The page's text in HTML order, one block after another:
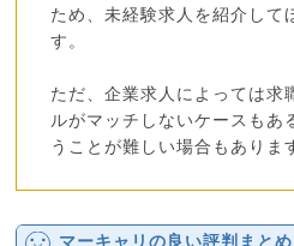
ため、未経験求人を紹介して
す。
ただ、企業求人によっては求
ルがマッチしないケースもあ
うことが難しい場合もありま
マーキャリの良い評判まとめ